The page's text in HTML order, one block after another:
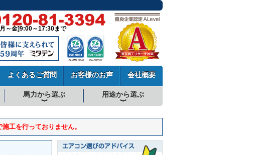
～金]9:00～17:30まで
よくあるご質問 お客様のお声 会社概要
馬力から選ぶ 用途から選ぶ
工を行っておりません。